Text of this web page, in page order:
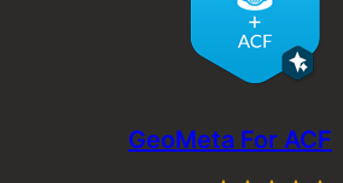
GeoMeta For ACF